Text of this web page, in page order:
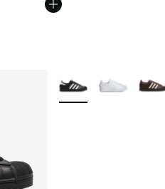
Weitere Farben